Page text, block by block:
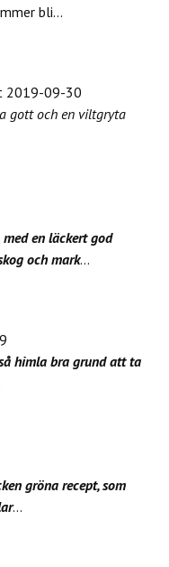
bli...
2019-09-30
gott och en viltgryta
en läckert god
och mark...
himla bra grund att ta
gröna recept, som
...